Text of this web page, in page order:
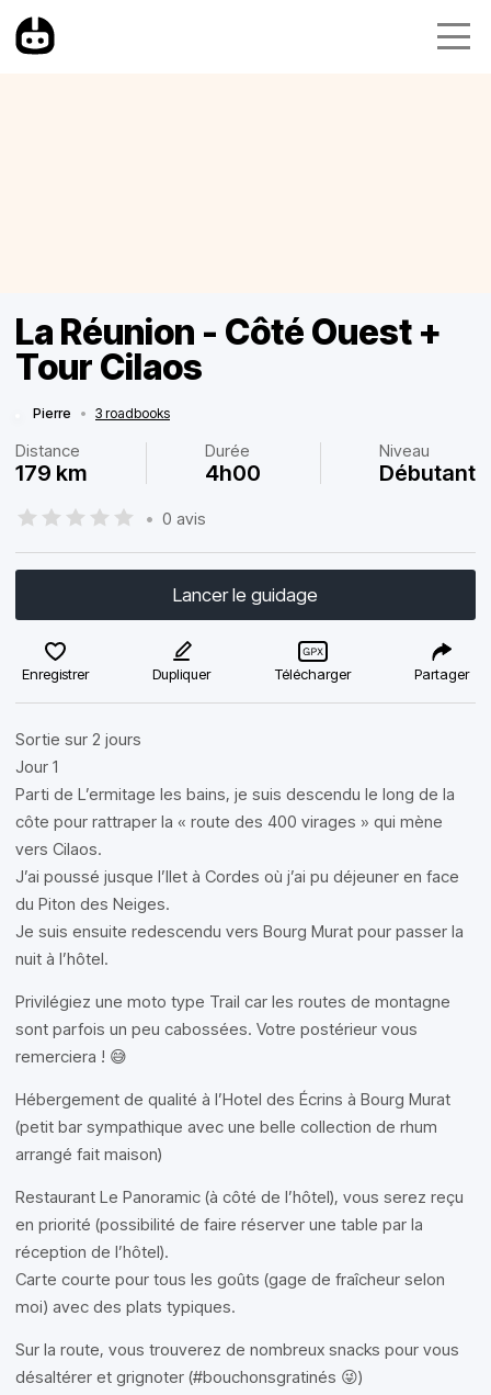
La Réunion - Côté Ouest +
Tour Cilaos
Pierre • 3 roadbooks
Distance
179 km
Durée
4h00
Niveau
Débutant
• 0 avis
Lancer le guidage
Enregistrer Dupliquer Télécharger Partager
Sortie sur 2 jours
Jour 1
Parti de L’ermitage les bains, je suis descendu le long de la
côte pour rattraper la « route des 400 virages » qui mène
vers Cilaos.
J’ai poussé jusque l’Ilet à Cordes où j’ai pu déjeuner en face
du Piton des Neiges.
Je suis ensuite redescendu vers Bourg Murat pour passer la
nuit à l’hôtel.
Privilégiez une moto type Trail car les routes de montagne
sont parfois un peu cabossées. Votre postérieur vous
remerciera ! 😅
Hébergement de qualité à l’Hotel des Écrins à Bourg Murat
(petit bar sympathique avec une belle collection de rhum
arrangé fait maison)
Restaurant Le Panoramic (à côté de l’hôtel), vous serez reçu
en priorité (possibilité de faire réserver une table par la
réception de l’hôtel).
Carte courte pour tous les goûts (gage de fraîcheur selon
moi) avec des plats typiques.
Sur la route, vous trouverez de nombreux snacks pour vous
désaltérer et grignoter (#bouchonsgratinés 😜)